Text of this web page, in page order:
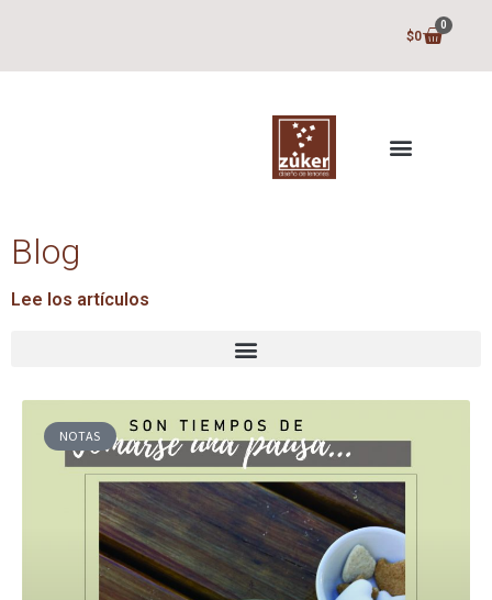
$0
0
Blog
Lee los artículos
NOTAS